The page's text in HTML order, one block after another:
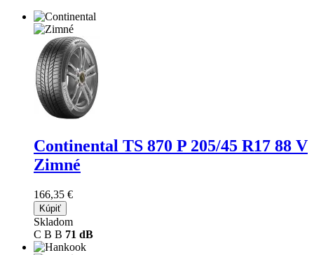
Continental TS 870 P 205/45 R17 88 V
Zimné
166,35 €
Kúpiť
Skladom
C B B 71 dB